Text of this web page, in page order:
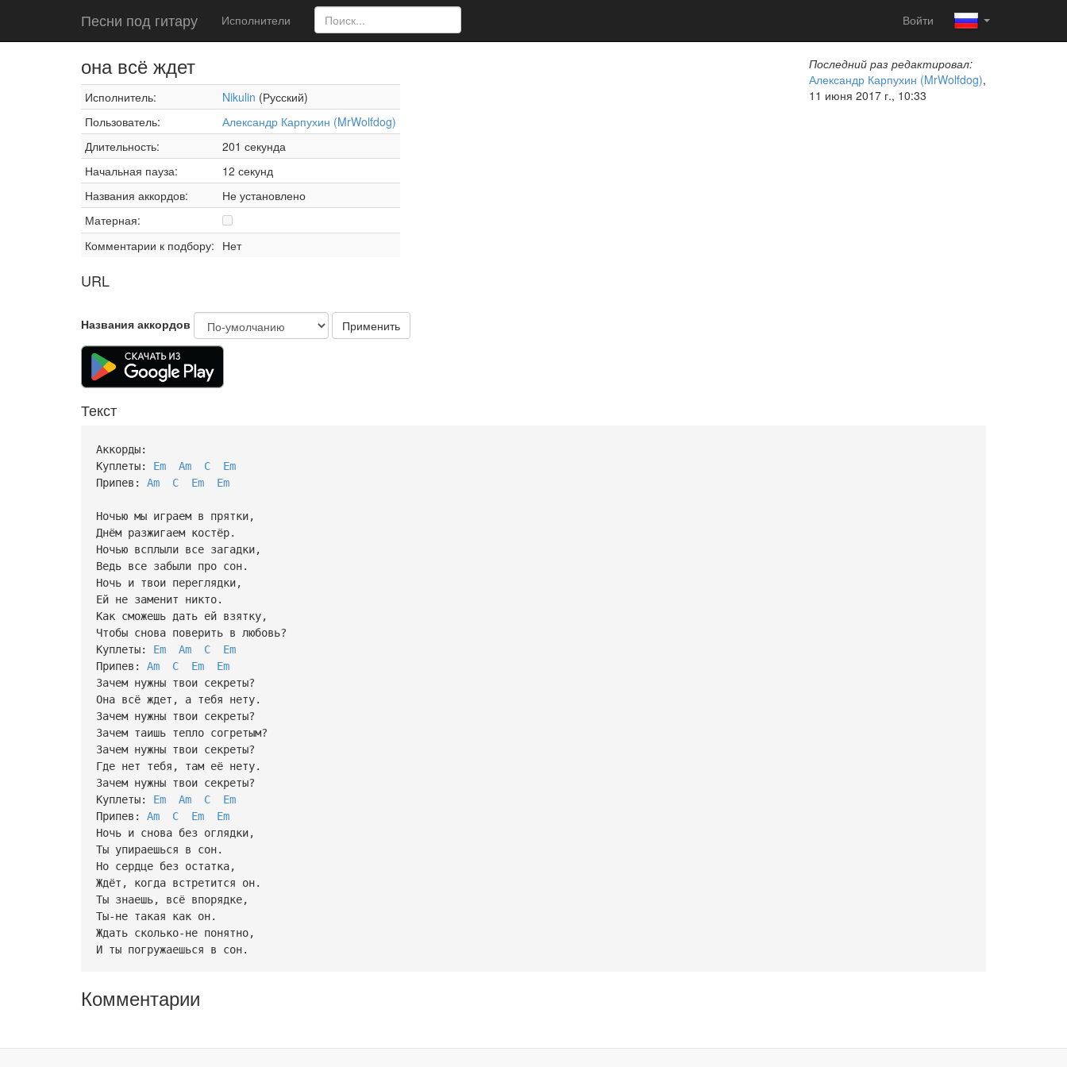
Песни под гитару Исполнители Войти
она всё ждет
Исполнитель: Nikulin (Русский)
Пользователь:
Александр Карпухин (MrWolfdog)
Длительность:
201 секунда
Начальная пауза:
12 секунд
Названия аккордов:
Не установлено
Матерная:
Комментарии к подбору: Нет
URL
Последний раз редактировал:
Александр Карпухин (MrWolfdog),
11 июня 2017 г., 10:33
Названия аккордов Применить
Текст
Аккорды:
Куплеты: Em Am C
Em
Припев: Am C Em Em
Ночью мы играем в прятки,
Днём разжигаем костёр.
Ночью всплыли все загадки,
Ведь все забыли про сон.
Ночь и твои переглядки,
Ей не заменит никто.
Как сможешь дать ей взятку,
Чтобы снова поверить в любовь?
Куплеты: Em Am C
Em
Припев: Am C Em
Em
Зачем нужны твои секреты?
Она всё ждет, а тебя нету.
Зачем нужны твои секреты?
Зачем таишь тепло согретым?
Зачем нужны твои секреты?
Где нет тебя, там её нету.
Зачем нужны твои секреты?
Куплеты: Em Am C
Em
Припев: Am C Em
Em
Ночь и снова без оглядки,
Ты упираешься в сон.
Но сердце без остатка,
Ждёт, когда встретится он.
Ты знаешь, всё впорядке,
Ты-не такая как он.
Ждать сколько-не понятно,
И ты погружаешься в сон.
Комментарии